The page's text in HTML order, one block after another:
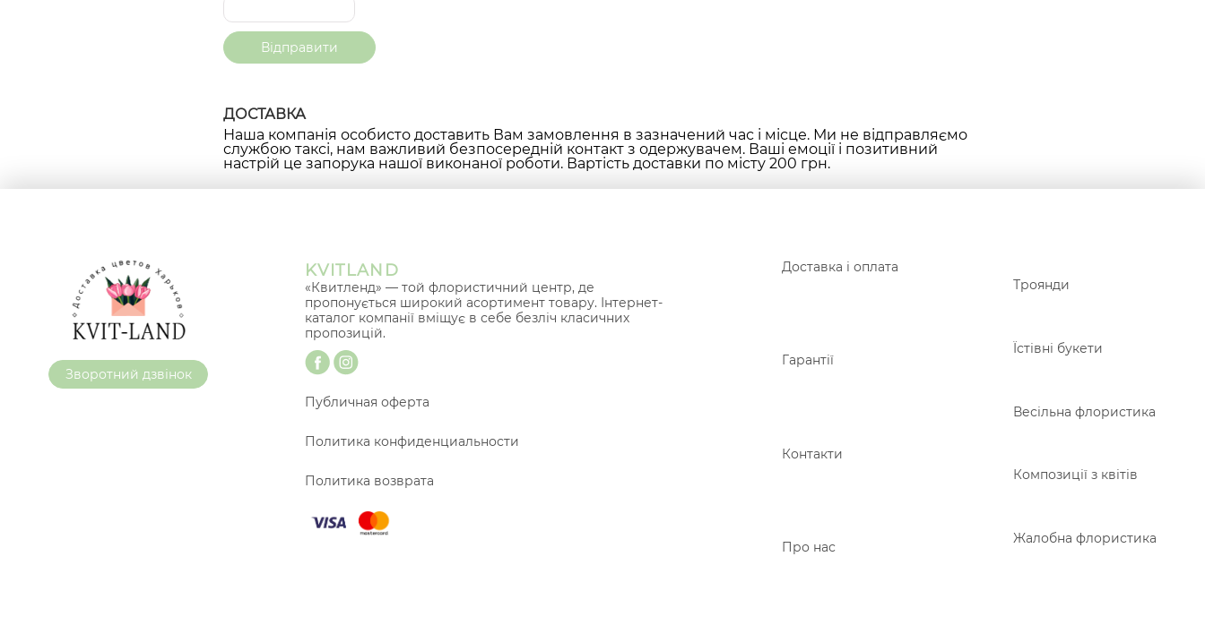
ДОСТАВКА
Наша компанія особисто доставить Вам замовлення в зазначений час і місце. Ми не відправляємо
службою таксі, нам важливий безпосередній контакт з одержувачем. Ваші емоції і позитивний
настрій це запорука нашої виконаної роботи. Вартість доставки по місту 200 грн.
Зворотний дзвінок
KVITLAND
«Квитленд» — той флористичний центр, де
пропонується широкий асортимент товару. Інтернет-
каталог компанії вміщує в себе безліч класичних
пропозицій.
Публичная оферта
Политика конфиденциальности
Политика возврата
Доставка і оплата
Гарантії
Контакти
Про нас
Троянди
Їстівні букети
Весільна флористика
Композиції з квітів
Жалобна флористика